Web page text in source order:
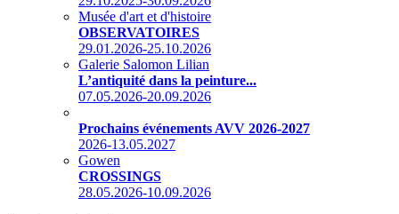
Musée d'art et d'histoire
OBSERVATOIRES
29.01.2026-25.10.2026
Galerie Salomon Lilian
L’antiquité dans la peinture...
07.05.2026-20.09.2026
Prochains événements AVV 2026-2027
2026-13.05.2027
Gowen
CROSSINGS
28.05.2026-10.09.2026